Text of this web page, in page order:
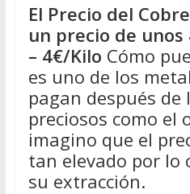
El Precio del
un precio de
– 4€/Kilo Cómo
es uno de los
pagan después de
preciosos como el
imagino que el
tan elevado por lo
su extracción.